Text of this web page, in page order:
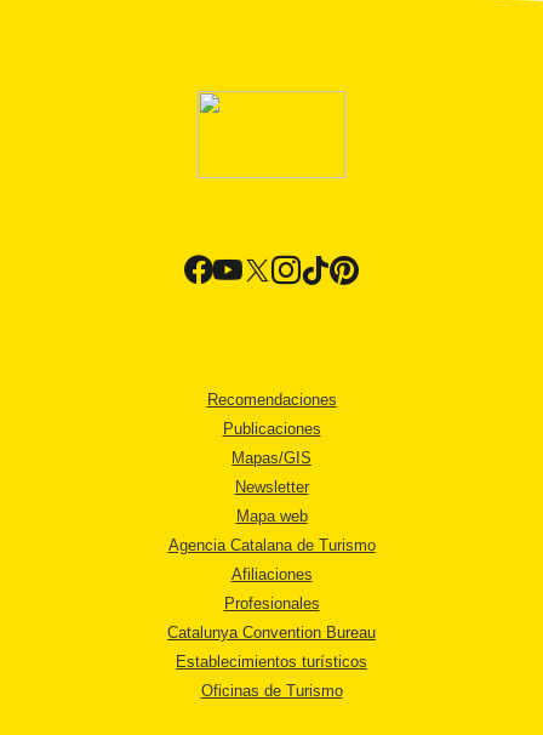
Recomendaciones
Publicaciones
Mapas/GIS
Newsletter
Mapa web
Agencia Catalana de Turismo
Afiliaciones
Profesionales
Catalunya Convention Bureau
Establecimientos turísticos
Oficinas de Turismo